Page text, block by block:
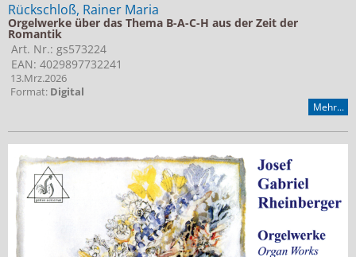
Rückschloß, Rainer Maria
Orgelwerke über das Thema B-A-C-H aus der Zeit der
Romantik
Art. Nr.: gs573224
EAN: 4029897732241
13.Mrz.2026
Format: Digital
Mehr...